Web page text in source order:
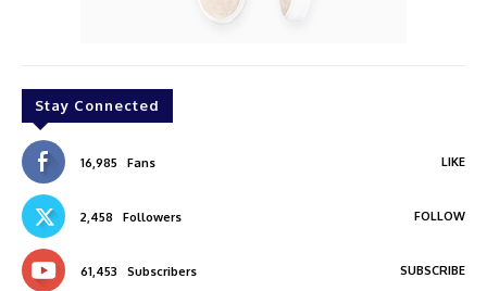
Stay Connected
16,985 Fans LIKE
2,458 Followers FOLLOW
61,453 Subscribers SUBSCRIBE